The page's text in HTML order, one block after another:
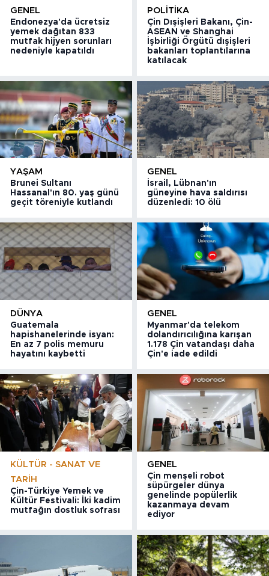
GENEL
Endonezya'da ücretsiz
yemek dağıtan 833
mutfak hijyen sorunları
nedeniyle kapatıldı
POLITIKA
Çin Dışişleri Bakanı, Çin-
ASEAN ve Shanghai
İşbirliği Örgütü dışişleri
bakanları toplantılarına
katılacak
YAŞAM
Brunei Sultanı
Hassanal'ın 80. yaş günü
geçit töreniyle kutlandı
GENEL
İsrail, Lübnan'ın
güneyine hava saldırısı
düzenledi: 10 ölü
DÜNYA
Guatemala
hapishanelerinde isyan:
En az 7 polis memuru
hayatını kaybetti
GENEL
Myanmar'da telekom
dolandırıcılığına karışan
1.178 Çin vatandaşı daha
Çin'e iade edildi
KÜLTÜR - SANAT VE
TARIH
Çin-Türkiye Yemek ve
Kültür Festivali: İki kadim
mutfağın dostluk sofrası
GENEL
Çin menşeli robot
süpürgeler dünya
genelinde popülerlik
kazanmaya devam
ediyor